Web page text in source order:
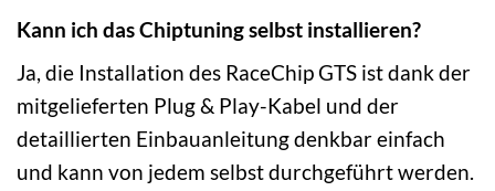
Kann ich das Chiptuning selbst installieren?
Ja, die Installation des RaceChip GTS ist dank der
mitgelieferten Plug & Play-Kabel und der
detaillierten Einbauanleitung denkbar einfach
und kann von jedem selbst durchgeführt werden.